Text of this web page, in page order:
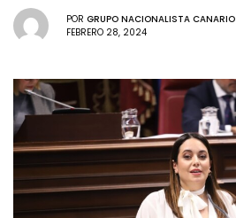
POR GRUPO NACIONALISTA CANARIO
FEBRERO 28, 2024